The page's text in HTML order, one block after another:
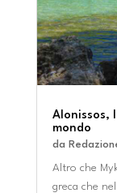
Alonissos,
mondo
da
Altro che
greca che